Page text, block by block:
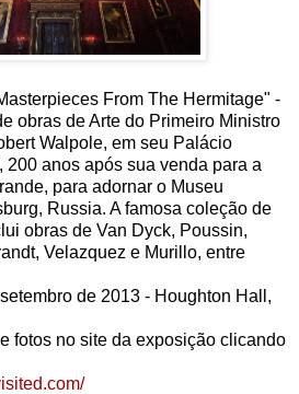
From The Hermitage" -
obras de Arte do Primeiro Ministro
Walpole, em seu Palácio
anos após sua venda para a
para adornar o Museu
Russia. A famosa coleção de
obras de Van Dyck, Poussin,
Velazquez e Murillo, entre
de 2013 - Houghton Hall,
fotos no site da exposição clicando